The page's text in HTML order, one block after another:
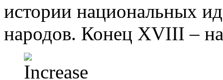
истории национальных
народов. Конец XVIII –